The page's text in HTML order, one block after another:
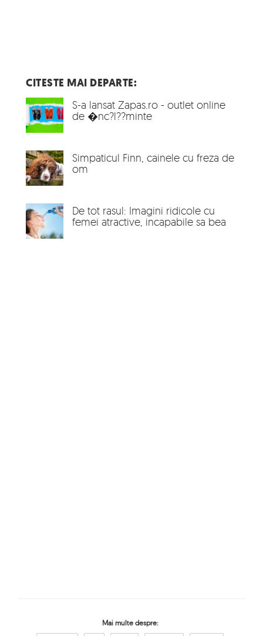
CITESTE MAI DEPARTE:
S-a lansat Zapas.ro - outlet online
de �nc?l??minte
Simpaticul Finn, cainele cu freza de
om
De tot rasul: Imagini ridicole cu
femei atractive, incapabile sa bea
Mai multe despre: